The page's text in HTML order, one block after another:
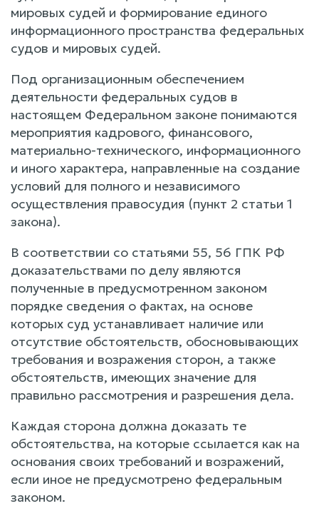
мировых судей и формирование единого
информационного пространства федеральных
судов и мировых судей.
Под организационным обеспечением
деятельности федеральных судов в
настоящем Федеральном законе понимаются
мероприятия кадрового, финансового,
материально-технического, информационного
и иного характера, направленные на создание
условий для полного и независимого
осуществления правосудия (пункт 2 статьи 1
закона).
В соответствии со статьями 55, 56 ГПК РФ
доказательствами по делу являются
полученные в предусмотренном законом
порядке сведения о фактах, на основе
которых суд устанавливает наличие или
отсутствие обстоятельств, обосновывающих
требования и возражения сторон, а также
обстоятельств, имеющих значение для
правильно рассмотрения и разрешения дела.
Каждая сторона должна доказать те
обстоятельства, на которые ссылается как на
основания своих требований и возражений,
если иное не предусмотрено федеральным
законом.